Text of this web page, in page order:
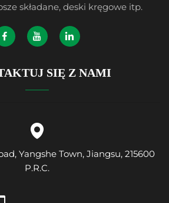
składane, deski kręgowe itp.
SIĘ Z NAMI
Yangshe Town, Jiangsu, 215600
P.R.C.